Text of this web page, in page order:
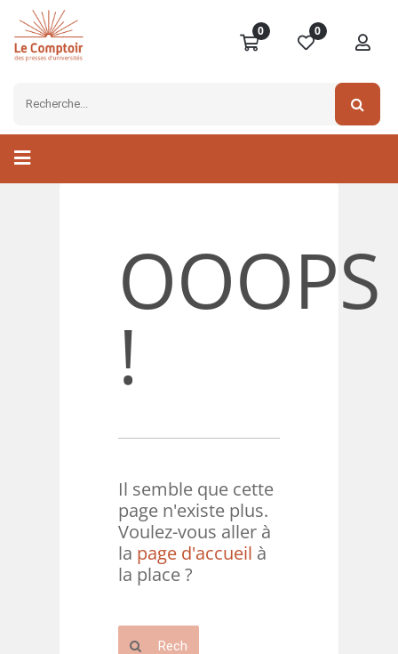
0 0
OOOPS
!
Il semble que cette
page n'existe plus.
Voulez-vous aller à
la page d'accueil à
la place ?